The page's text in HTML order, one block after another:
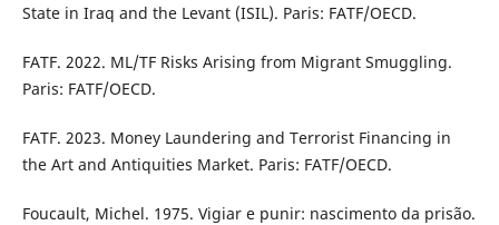
State in Iraq and the Levant (ISIL). Paris: FATF/OECD.
FATF. 2022. ML/TF Risks Arising from Migrant Smuggling.
Paris: FATF/OECD.
FATF. 2023. Money Laundering and Terrorist Financing in
the Art and Antiquities Market. Paris: FATF/OECD.
Foucault, Michel. 1975. Vigiar e punir: nascimento da prisão.